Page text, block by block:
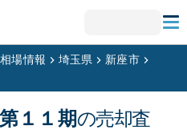
場情報 埼玉県
新座市
１１期の売却査